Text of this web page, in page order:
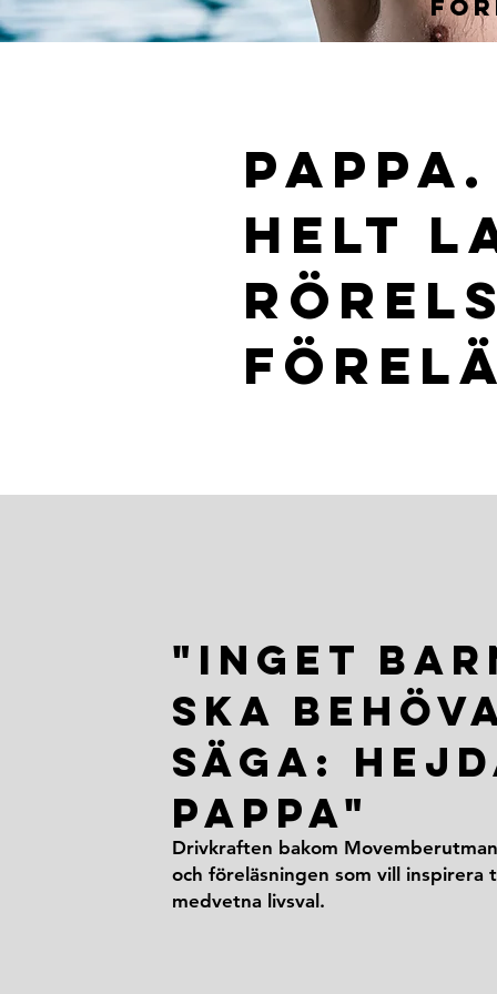
Pappa.
helt
"Inget
ska
säga:
pappa"
Drivkraften bakom
och föreläsningen som vill inspirera
medvetna livsval.